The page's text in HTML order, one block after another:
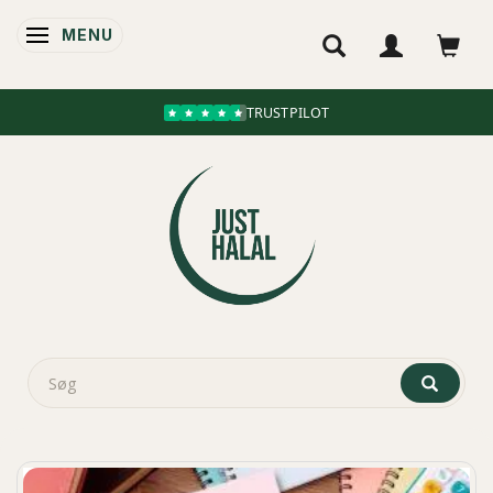
SKIFTE NAVIGATION
MENU
TRUSTPILOT